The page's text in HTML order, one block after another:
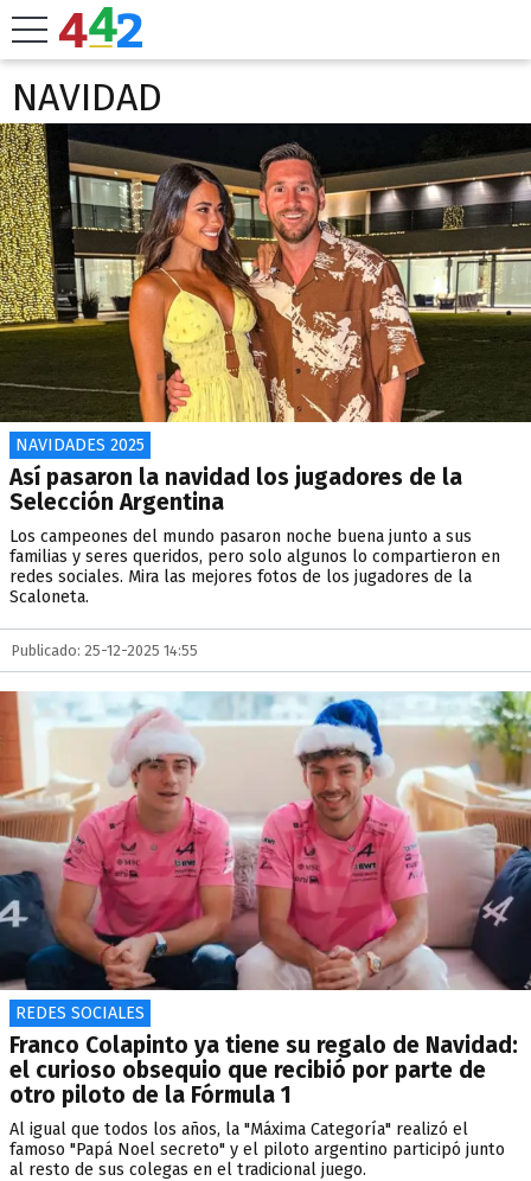
NAVIDAD
NAVIDADES 2025
Así pasaron la navidad los jugadores de la
Selección Argentina
Los campeones del mundo pasaron noche buena junto a sus
familias y seres queridos, pero solo algunos lo compartieron en
redes sociales. Mira las mejores fotos de los jugadores de la
Scaloneta.
Publicado: 25-12-2025 14:55
REDES SOCIALES
Franco Colapinto ya tiene su regalo de Navidad:
el curioso obsequio que recibió por parte de
otro piloto de la Fórmula 1
Al igual que todos los años, la "Máxima Categoría" realizó el
famoso "Papá Noel secreto" y el piloto argentino participó junto
al resto de sus colegas en el tradicional juego.